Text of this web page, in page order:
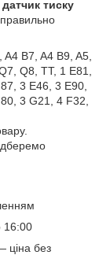
датчик тиску
A4 B7, A4 B9, A5,
Q8, TT, 1 E81,
3 E46, 3 E90,
3 G21, 4 F32,
16:00
ціна без